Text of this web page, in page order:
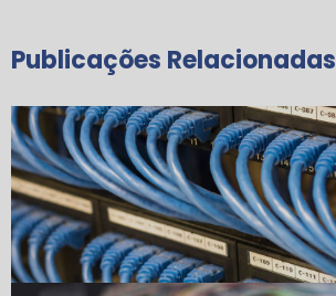
Publicações Relacionadas